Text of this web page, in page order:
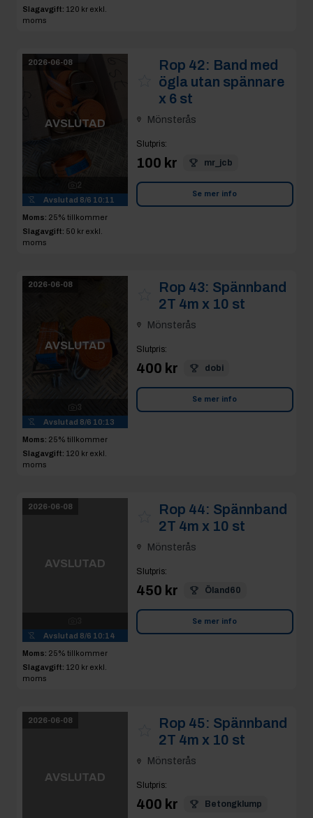
Slagavgift: 120 kr exkl.
moms
2026-06-08
AVSLUTAD
2
Avslutad 8/6 10:11
Moms: 25% tillkommer
Slagavgift: 50 kr exkl.
moms
Rop 42: Band med
ögla utan spännare
x 6 st
Mönsterås
Slutpris:
100 kr mr_jcb
Se mer info
2026-06-08
AVSLUTAD
3
Avslutad 8/6 10:13
Moms: 25% tillkommer
Slagavgift: 120 kr exkl.
moms
Rop 43: Spännband
2T 4m x 10 st
Mönsterås
Slutpris:
400 kr dobi
Se mer info
2026-06-08
AVSLUTAD
Avslutad 8/6 10:14
Moms: 25% tillkommer
Slagavgift: 120 kr exkl.
moms
Rop 44: Spännband
2T 4m x 10 st
Mönsterås
Slutpris:
450 kr Öland60
Se mer info
2026-06-08
AVSLUTAD
Rop 45: Spännband
2T 4m x 10 st
Mönsterås
Slutpris:
400 kr Betongklump